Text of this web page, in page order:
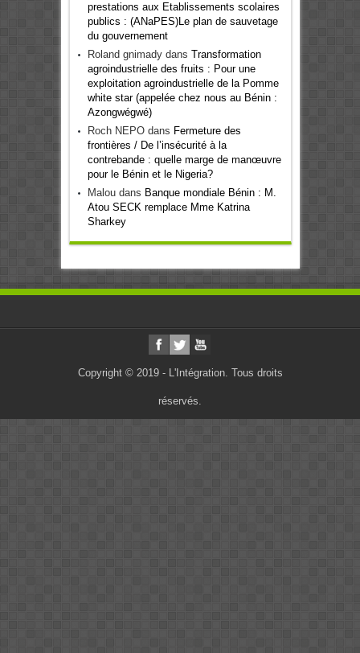
prestations aux Etablissements scolaires
publics : (ANaPES)Le plan de sauvetage
du gouvernement
Roland gnimadydans Transformation
agroindustrielle des fruits : Pour une
exploitation agroindustrielle de la Pomme
white star (appelée chez nous au Bénin :
Azongwégwé)
Roch NEPOdans Fermeture des
frontières / De l’insécurité à la
contrebande : quelle marge de manœuvre
pour le Bénin et le Nigeria?
Maloudans Banque mondiale Bénin : M.
Atou SECK remplace Mme Katrina
Sharkey
Copyright © 2019 - L'Intégration. Tous droits
réservés.